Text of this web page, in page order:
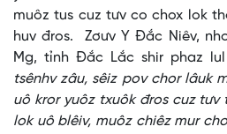
muôz tus cuz tưv co chox lok
huv đros. Zơưv Y Đắc Niêv,
Mg, tỉnh Đắc Lắc shir phaz
tsênhv zâu, sêiz pov chor lâuk
uô kror yuôz txuôk đros cuz tưv
lok uô blêiv, muôz chiêz mur